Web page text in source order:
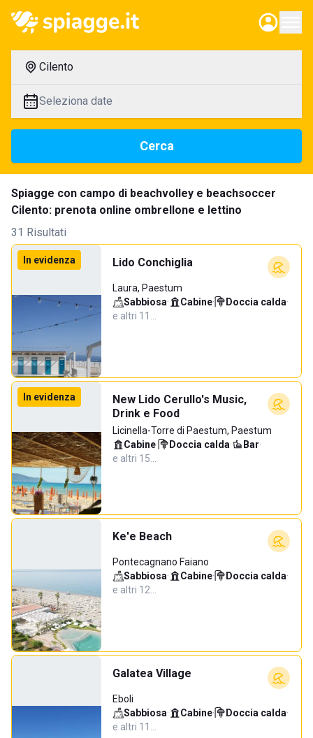
Cilento
Seleziona date
Cerca
Spiagge con campo di beachvolley e beachsoccer
Cilento: prenota online ombrellone e lettino
31 Risultati
In evidenza Lido Conchiglia
Laura, Paestum
Sabbiosa· Cabine· Doccia calda·
e altri 11…
In evidenza
New Lido Cerullo's Music,
Drink e Food
Licinella-Torre di Paestum, Paestum
Cabine· Doccia calda· Bar·
e altri 15…
Ke'e Beach
Pontecagnano Faiano
Sabbiosa· Cabine· Doccia calda·
e altri 12…
Galatea Village
Eboli
Sabbiosa· Cabine· Doccia calda·
e altri 11…